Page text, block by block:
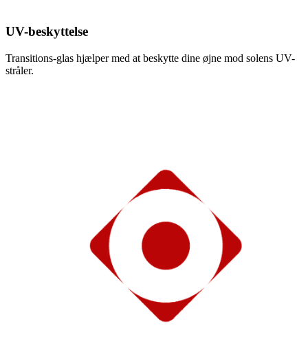
UV-beskyttelse
Transitions-glas hjælper med at beskytte dine øjne mod solens UV-
stråler.